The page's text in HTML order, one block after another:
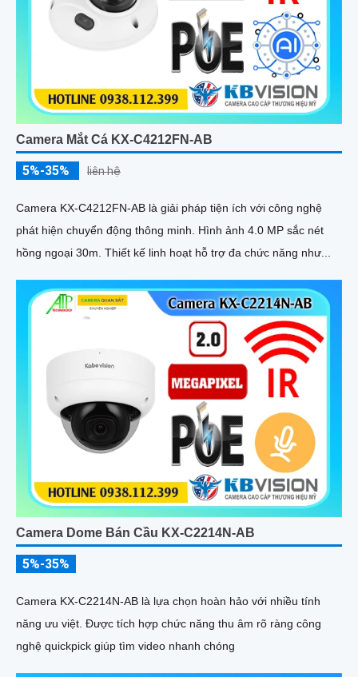
Camera Mắt Cá KX-C4212FN-AB
5%-35% liên hệ
Camera KX-C4212FN-AB là giải pháp tiện ích với công nghệ
phát hiện chuyển động thông minh. Hình ảnh 4.0 MP sắc nét
hồng ngoại 30m. Thiết kế linh hoạt hỗ trợ đa chức năng như...
Camera Dome Bán Cầu KX-C2214N-AB
5%-35%
Camera KX-C2214N-AB là lựa chọn hoàn hảo với nhiều tính
năng ưu việt. Được tích hợp chức năng thu âm rõ ràng công
nghệ quickpick giúp tìm video nhanh chóng